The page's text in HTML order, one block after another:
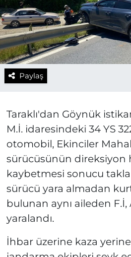
Paylaş
Taraklı'dan Göynük
M.İ. idaresindeki 34 YS
otomobil, Ekinciler
sürücüsünün direksiyon
kaybetmesi sonucu takla
sürücü yara almadan
bulunan aynı aileden F.İ,
yaralandı.
İhbar üzerine kaza yerine